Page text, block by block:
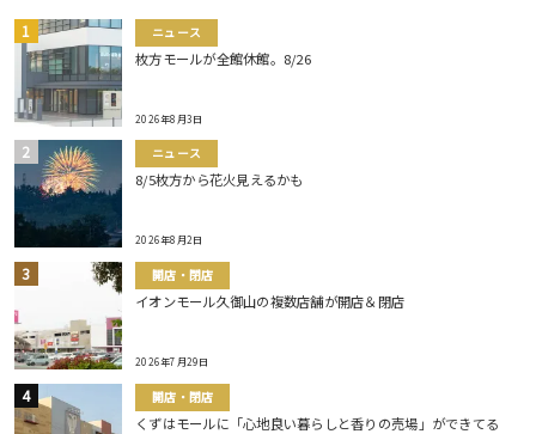
ニュース
枚方モールが全館休館。8/26
2026年8月3日
ニュース
8/5枚方から花火見えるかも
2026年8月2日
開店・閉店
イオンモール久御山の複数店舗が開店＆閉店
2026年7月29日
開店・閉店
くずはモールに「心地良い暮らしと香りの売場」ができてる